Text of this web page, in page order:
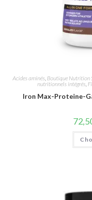
Acides aminés Boutique Nutrition
nutritionnels intégrés
Iron Max-Proteine-